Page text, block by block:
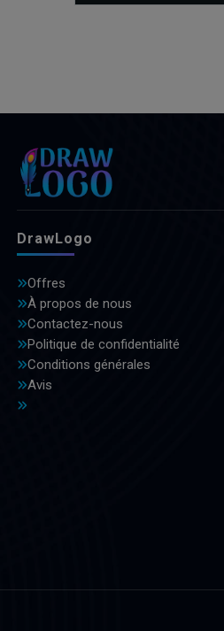
DrawLogo
Offres
À propos de nous
Contactez-nous
Politique de confidentialité
Conditions générales
Avis